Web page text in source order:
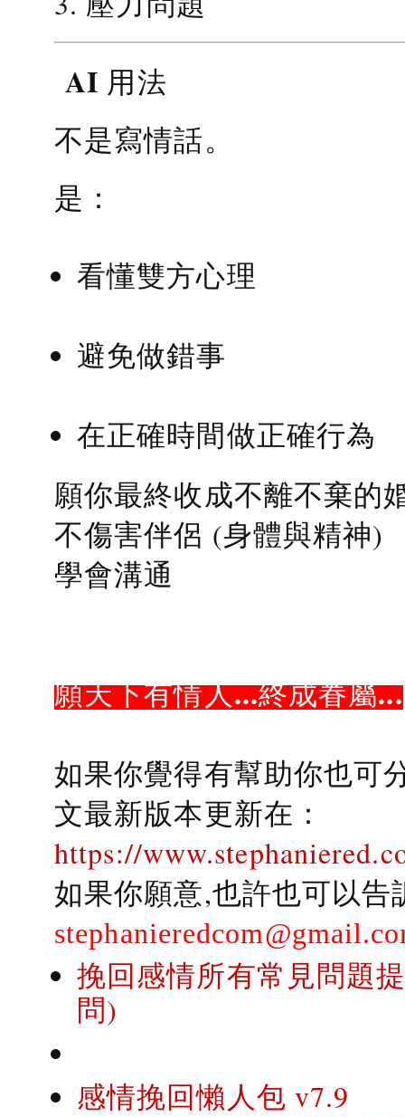
AI 用法
不是寫情話。
是：
看懂雙方心理
避免做錯事
在正確時間做正確行為
願你最終收成不離不棄的
不傷害伴侶 (身體與精神)
學會溝通
願天下有情人...終成眷屬...
如果你覺得有幫助你也可
文最新版本更新在：
https://
如果你願意,也許也可以
挽回感情所有常見問題
問)
感情挽回懶人包 v7.9